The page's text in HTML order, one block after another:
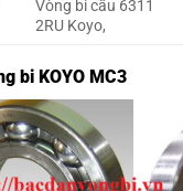
Vòng bi cầu 6311
2RU Koyo,
bi KOYO MC3